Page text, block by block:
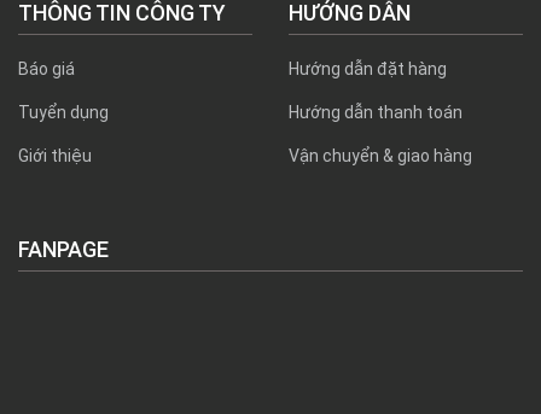
THÔNG TIN CÔNG TY
Báo giá
Tuyển dụng
Giới thiệu
HƯỚNG DẪN
Hướng dẫn đặt hàng
Hướng dẫn thanh toán
Vận chuyển & giao hàng
FANPAGE